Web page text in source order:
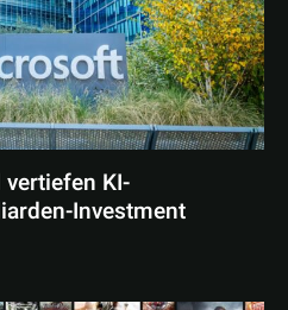
KI-
Investment